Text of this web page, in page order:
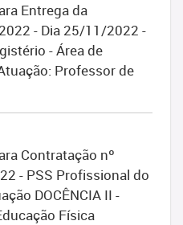
Entrega da
- Dia 25/11/2022 -
- Área de
Professor de
Contratação nº
- PSS Profissional do
DOCÊNCIA II -
Física